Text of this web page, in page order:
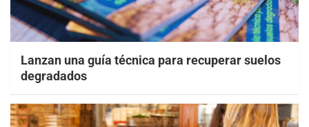
Lanzan una guía técnica para recuperar suelos
degradados